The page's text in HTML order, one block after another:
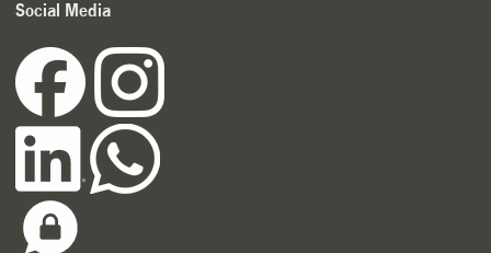
Social Media